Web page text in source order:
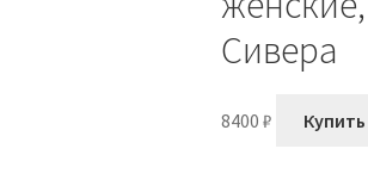
Сивера
8400 ₽ Купить